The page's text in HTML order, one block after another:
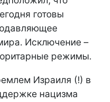
готовы
Исключение –
режимы.
Израиля (!) в
нацизма